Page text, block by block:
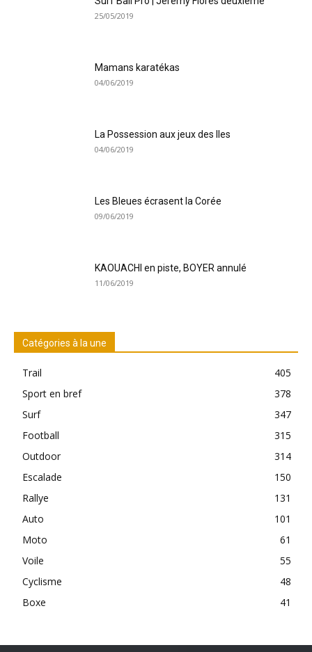
25/05/2019
Mamans karatékas
04/06/2019
La Possession aux jeux des Iles
04/06/2019
Les Bleues écrasent la Corée
09/06/2019
KAOUACHI en piste, BOYER annulé
11/06/2019
Catégories à la une
Trail
405
Sport en bref
378
Surf
347
Football
315
Outdoor
314
Escalade
150
Rallye
131
Auto
101
Moto
61
Voile
55
Cyclisme
48
Boxe
41